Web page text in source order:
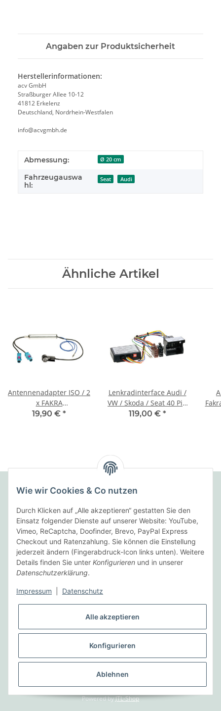
Angaben zur Produktsicherheit
Herstellerinformationen:
acv GmbH
Straßburger Allee 10-12
41812 Erkelenz
Deutschland, Nordrhein-Westfalen
info@acvgmbh.de
Abmessung: Ø 20 cm
Fahrzeugauswa
hl:
Seat Audi
Ähnliche Artikel
Antennenadapter ISO / 2
x FAKRA
Phantomspeisung
19,90 € *
Lenkradinterface Audi /
VW / Skoda / Seat 40 Pin
Quadlock > China HU
119,00 € *
Folgende Zahlungsarten bieten wir an:
Wir versenden mit:
Gesetzliche Informationen
Vertrag widerrufen
* Alle Preise inkl. gesetzlicher USt., zzgl.Versand
© Heinze Elektronik
Powered byJTL-Shop
Wie wir Cookies & Co nutzen
Durch Klicken auf „Alle akzeptieren“ gestatten Sie den
Einsatz folgender Dienste auf unserer Website: YouTube,
Vimeo, ReCaptcha, Doofinder, Brevo, PayPal Express
Checkout und Ratenzahlung. Sie können die Einstellung
jederzeit ändern (Fingerabdruck-Icon links unten). Weitere
Details finden Sie unter Konfigurieren und in unserer
Datenschutzerklärung.
Impressum Datenschutz
Alle akzeptieren
Konfigurieren
Ablehnen